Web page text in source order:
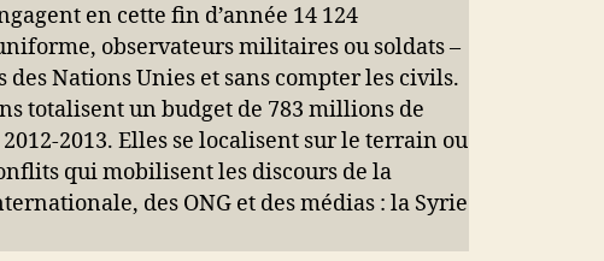
en cette fin d’année 14 124
observateurs militaires ou soldats –
des Nations Unies et sans compter les civils.
totalisent un budget de 783 millions de
2013. Elles se localisent sur le terrain ou
qui mobilisent les discours de la
des ONG et des médias : la Syrie